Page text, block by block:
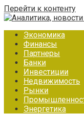
Перейти к контенту
Экономика
Финансы
Партнеры
Банки
Инвестиции
Недвижимость
Рынки
Энергетика